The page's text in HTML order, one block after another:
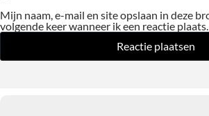
Mijn naam, e-mail en site opslaan in deze
volgende keer wanneer ik een reactie plaats.